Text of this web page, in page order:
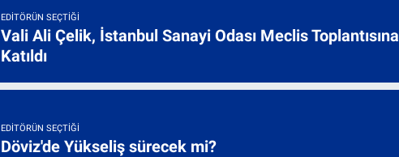
EDITÖRÜN SEÇTIĞI
Vali Ali Çelik, İstanbul Sanayi Odası Meclis Toplantısına
Katıldı
EDITÖRÜN SEÇTIĞI
Döviz'de Yükseliş sürecek mi?